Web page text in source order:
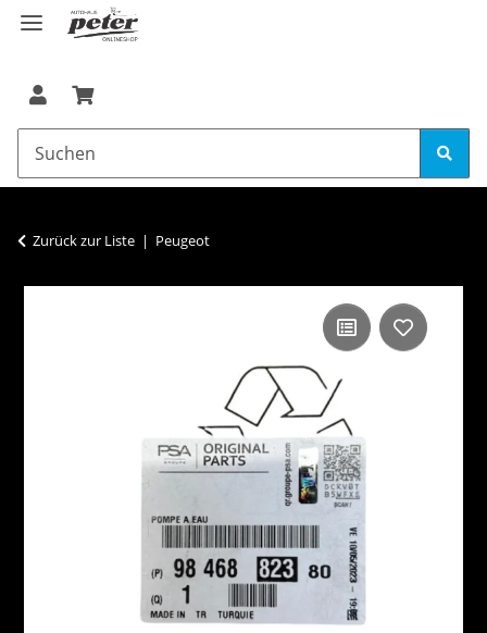
Zurück zur Liste Peugeot